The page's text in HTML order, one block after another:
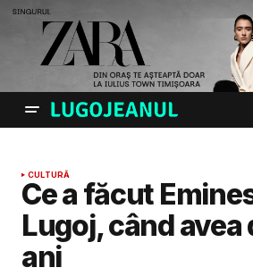
CULTURĂ
Ce a făcut
Lugoj, când avea
ani